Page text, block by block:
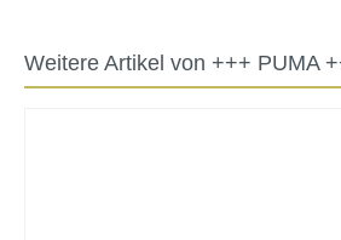
Weitere Artikel von +++ PUMA